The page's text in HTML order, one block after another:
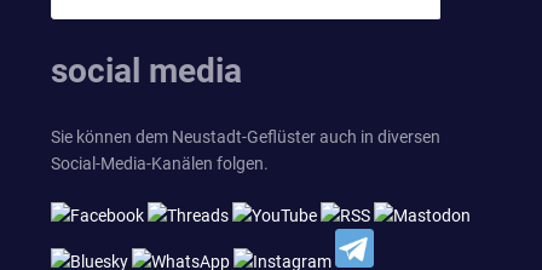
social media
Sie können dem Neustadt-Geflüster auch in diversen
Social-Media-Kanälen folgen.